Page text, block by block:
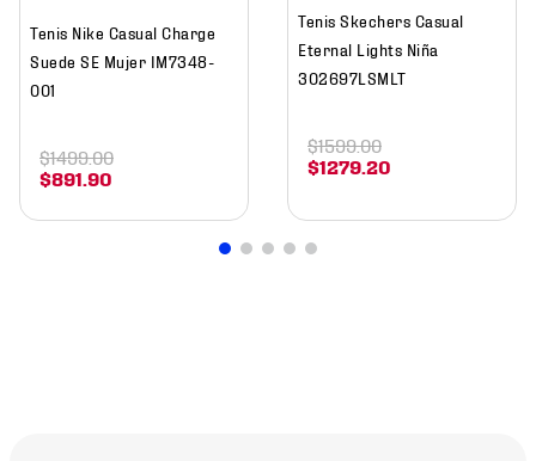
Tenis Nike Casual Charge
Suede SE Mujer IM7348-
001
$891.90
$1499.00
Tenis Skechers Casual
Eternal Lights Niña
302697LSMLT
$1279.20
$1599.00